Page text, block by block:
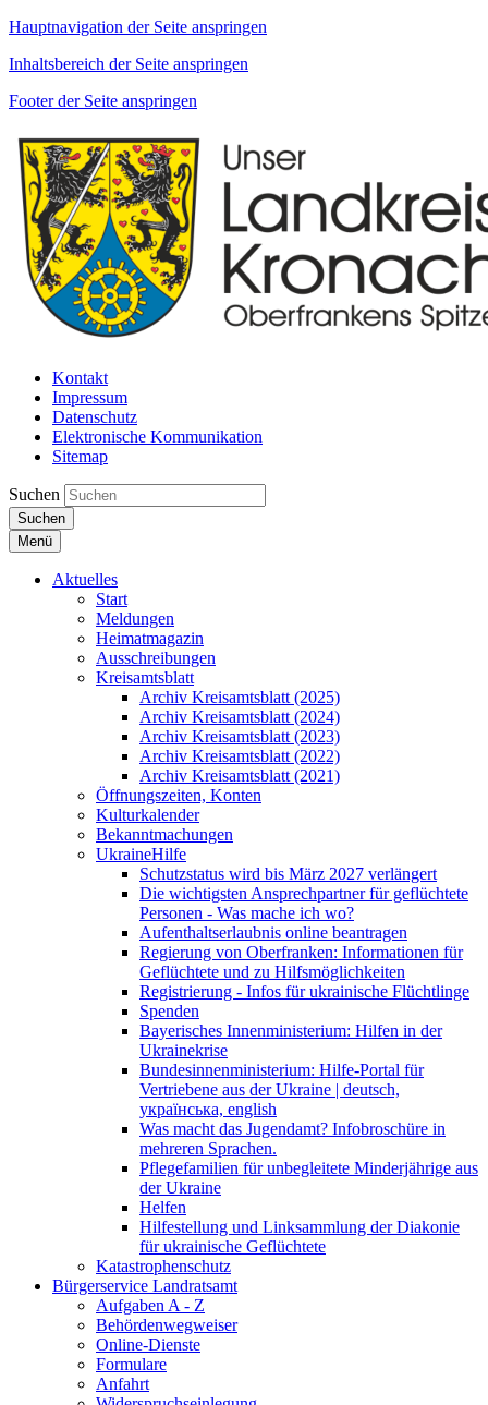
Hauptnavigation der Seite anspringen
Inhaltsbereich der Seite anspringen
Footer der Seite anspringen
Kontakt
Impressum
Datenschutz
Elektronische Kommunikation
Sitemap
Suchen
Suchen
Menü
Aktuelles
Start
Meldungen
Heimatmagazin
Ausschreibungen
Kreisamtsblatt
Archiv Kreisamtsblatt (2025)
Archiv Kreisamtsblatt (2024)
Archiv Kreisamtsblatt (2023)
Archiv Kreisamtsblatt (2022)
Archiv Kreisamtsblatt (2021)
Öffnungszeiten, Konten
Kulturkalender
Bekanntmachungen
UkraineHilfe
Schutzstatus wird bis März 2027 verlängert
Die wichtigsten Ansprechpartner für geflüchtete
Personen - Was mache ich wo?
Aufenthaltserlaubnis online beantragen
Regierung von Oberfranken: Informationen für
Geflüchtete und zu Hilfsmöglichkeiten
Registrierung - Infos für ukrainische Flüchtlinge
Spenden
Bayerisches Innenministerium: Hilfen in der
Ukrainekrise
Bundesinnenministerium: Hilfe-Portal für
Vertriebene aus der Ukraine | deutsch,
українська, english
Was macht das Jugendamt? Infobroschüre in
mehreren Sprachen.
Pflegefamilien für unbegleitete Minderjährige aus
der Ukraine
Helfen
Hilfestellung und Linksammlung der Diakonie
für ukrainische Geflüchtete
Katastrophenschutz
Bürgerservice Landratsamt
Aufgaben A - Z
Behördenwegweiser
Online-Dienste
Formulare
Anfahrt